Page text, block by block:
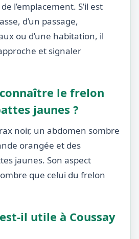
l’emplacement. S’il est
d’un passage,
ou d’une habitation, il
et signaler
le frelon
jaunes ?
noir, un abdomen sombre
orangée et des
jaunes. Son aspect
que celui du frelon
il utile à Coussay